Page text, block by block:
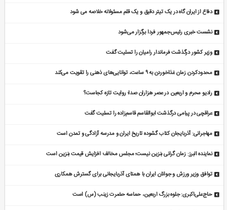
دفاع از ایران گاه در یک تیتر دقیق و یک قلم مسئولانه خلاصه می شود
نشست خبری رئیس‌جمهور فردا برگزار می‌شود
وزیر کشور درگذشت فرماندار رامیان را تسلیت گفت
محدودکردن زمان غذاخوردن به ۹ ساعت، توانایی‌های ذهنی را تقویت می‌کند
رادیو محرم و اربعین در عصر هزاران صدا؛ روایت تازه کجاست؟
عراقچی در پیامی درگذشت ابوالقاسم قاسم‌زاده را تسلیت گفت
مهاجرانی: آذربایجان کتاب گشوده تاریخ ایران و مدرسه آزادگی و تمدن است
نماینده البرز: زمان گرانی بنزین نیست؛ مجلس مخالف افزایش قیمت بنزین است
توافق وزیر ورزش و جوانان ایران با همتای آذربایجانی برای گسترش همکاری
حاج‌علی‌اکبری: جلوه بزرگ اربعین، حماسه حضرت زینب (س) است